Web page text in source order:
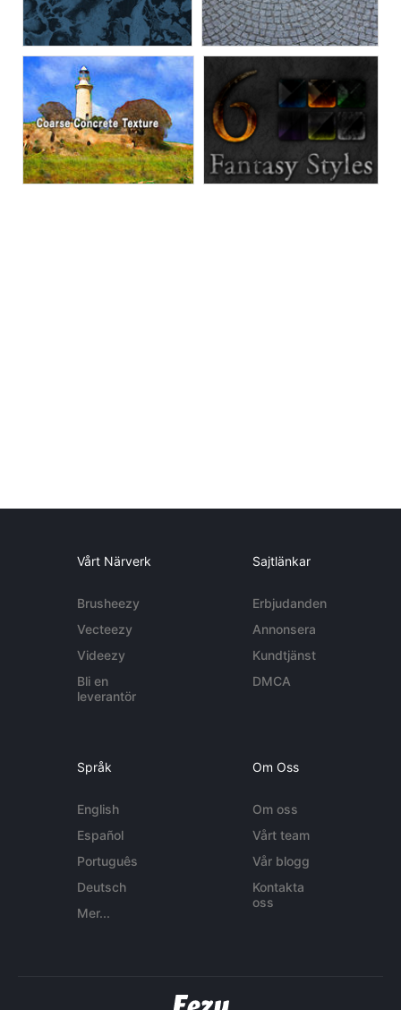
Vårt Närverk
Brusheezy
Vecteezy
Videezy
Bli en
leverantör
Sajtlänkar
Erbjudanden
Annonsera
Kundtjänst
DMCA
Språk
English
Español
Português
Deutsch
Mer...
Om Oss
Om oss
Vårt team
Vår blogg
Kontakta
oss